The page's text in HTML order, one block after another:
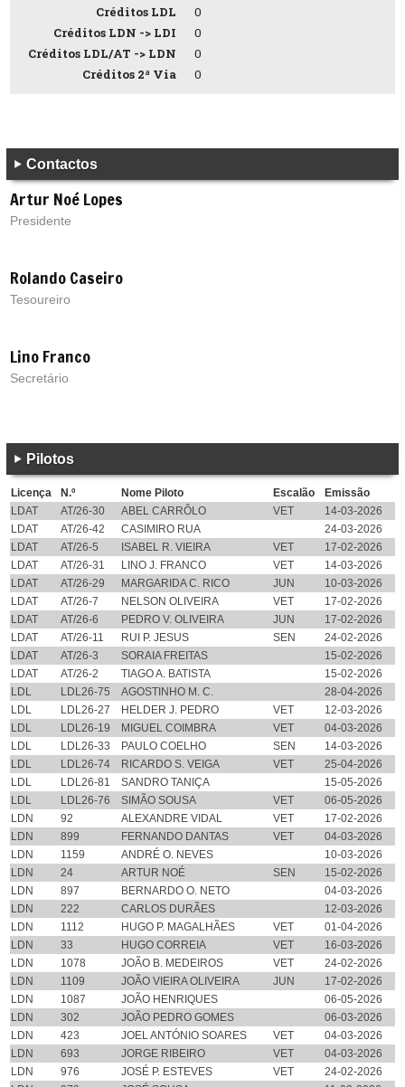
Créditos LDL
0
Créditos LDN -> LDI
0
Créditos LDL/AT -> LDN
0
Créditos 2ª Via
0
Contactos
Artur Noé Lopes
Presidente
Rolando Caseiro
Tesoureiro
Lino Franco
Secretário
Pilotos
Licença N.º Nome Piloto Escalão
Emissão
LDAT
AT/26-30 ABEL CARRÔLO VET
14-03-2026
LDAT
AT/26-42 CASIMIRO RUA
24-03-2026
LDAT
AT/26-5 ISABEL R. VIEIRA VET
17-02-2026
LDAT
AT/26-31 LINO J. FRANCO VET
14-03-2026
LDAT
AT/26-29 MARGARIDA C. RICO JUN
10-03-2026
LDAT
AT/26-7 NELSON OLIVEIRA VET
17-02-2026
LDAT
AT/26-6 PEDRO V. OLIVEIRA JUN
17-02-2026
LDAT
AT/26-11 RUI P. JESUS SEN
24-02-2026
LDAT
AT/26-3 SORAIA FREITAS
15-02-2026
LDAT
AT/26-2 TIAGO A. BATISTA
15-02-2026
LDL
LDL26-75 AGOSTINHO M. C.
28-04-2026
LDL
LDL26-27 HELDER J. PEDRO VET
12-03-2026
LDL
LDL26-19 MIGUEL COIMBRA VET
04-03-2026
LDL
LDL26-33 PAULO COELHO SEN
14-03-2026
LDL
LDL26-74 RICARDO S. VEIGA VET
25-04-2026
LDL
LDL26-81 SANDRO TANIÇA
15-05-2026
LDL
LDL26-76 SIMÃO SOUSA VET
06-05-2026
LDN
92 ALEXANDRE VIDAL VET
17-02-2026
LDN
899 FERNANDO DANTAS VET
04-03-2026
LDN
1159 ANDRÉ O. NEVES
10-03-2026
LDN
24 ARTUR NOÉ SEN
15-02-2026
LDN
897 BERNARDO O. NETO
04-03-2026
LDN
222 CARLOS DURÃES
12-03-2026
LDN
1112 HUGO P. MAGALHÃES VET
01-04-2026
LDN
33 HUGO CORREIA VET
16-03-2026
LDN
1078 JOÃO B. MEDEIROS VET
24-02-2026
LDN
1109 JOÃO VIEIRA OLIVEIRA JUN
17-02-2026
LDN
1087 JOÃO HENRIQUES
06-05-2026
LDN
302 JOÃO PEDRO GOMES
06-03-2026
LDN
423 JOEL ANTÓNIO SOARES VET
04-03-2026
LDN
693 JORGE RIBEIRO VET
04-03-2026
LDN
976 JOSÉ P. ESTEVES VET
24-02-2026